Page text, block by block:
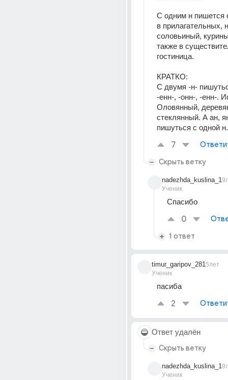
С одним н пишется
в прилагательных,
соловьиный,
также в
гостиница.
КРАТКО:
С двумя -н-
-енн-, -онн-, -енн-.
Оловянный,
стеклянный. А ан,
пишуться с одной н.
7
Скрыть ветку
nadezhda_kuslina_1
Ученик
Спасибо
0
1 ответ
timur_garipov_281
Ученик
5лет
пасиба
2
Ответ удалён
Скрыть ветку
nadezhda_kuslina_1
Ученик